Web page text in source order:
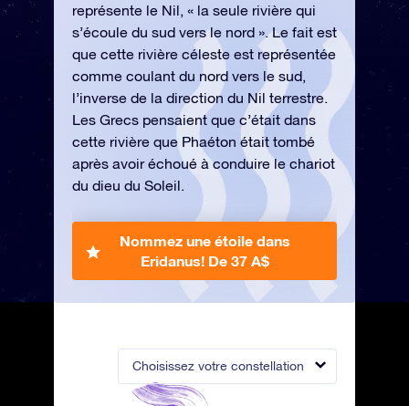
Choisissez votre constellation
représente le Nil, « la seule rivière qui
s’écoule du sud vers le nord ». Le fait est
que cette rivière céleste est représentée
comme coulant du nord vers le sud,
l’inverse de la direction du Nil terrestre.
Les Grecs pensaient que c’était dans
cette rivière que Phaéton était tombé
après avoir échoué à conduire le chariot
du dieu du Soleil.
Nommez une étoile dans
Eridanus! De 37 A$